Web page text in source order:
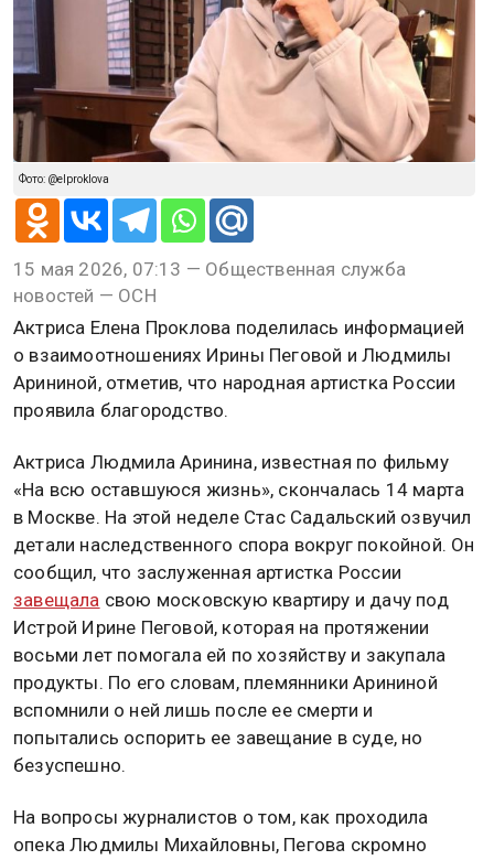
Фото: @elproklova
15 мая 2026, 07:13 — Общественная служба
новостей — ОСН
Актриса Елена Проклова поделилась информацией
о взаимоотношениях Ирины Пеговой и Людмилы
Арининой, отметив, что народная артистка России
проявила благородство.
Актриса Людмила Аринина, известная по фильму
«На всю оставшуюся жизнь», скончалась 14 марта
в Москве. На этой неделе Стас Садальский озвучил
детали наследственного спора вокруг покойной. Он
сообщил, что заслуженная артистка России
завещала свою московскую квартиру и дачу под
Истрой Ирине Пеговой, которая на протяжении
восьми лет помогала ей по хозяйству и закупала
продукты. По его словам, племянники Арининой
вспомнили о ней лишь после ее смерти и
попытались оспорить ее завещание в суде, но
безуспешно.
На вопросы журналистов о том, как проходила
опека Людмилы Михайловны, Пегова скромно